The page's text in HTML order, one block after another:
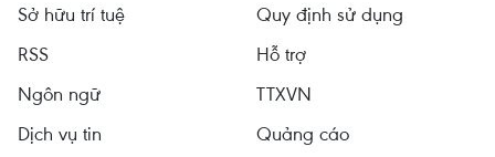
Sở hữu trí tuệ
Quy định sử dụng
RSS
Hỗ trợ
Ngôn ngữ
TTXVN
Dịch vụ tin
Quảng cáo